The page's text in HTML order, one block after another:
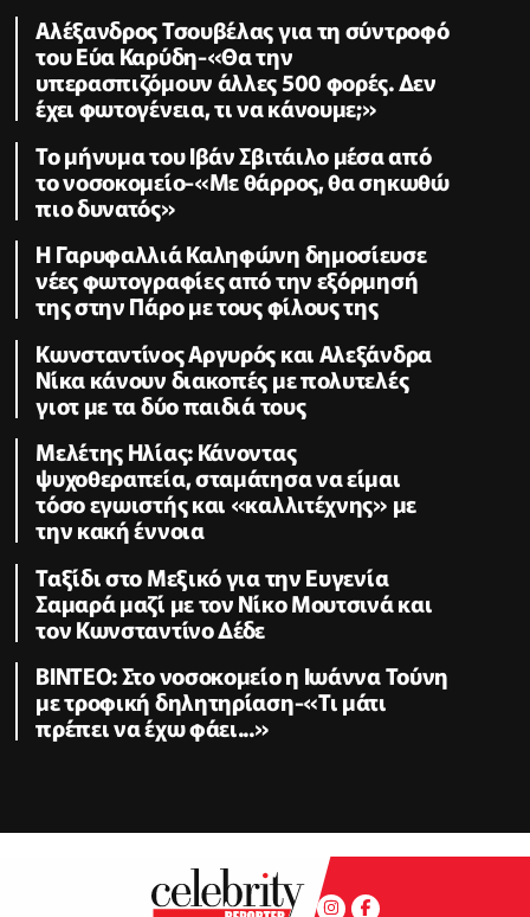
Αλέξανδρος Τσουβέλας για τη σύντροφό
του Εύα Καρύδη-«Θα την
υπερασπιζόμουν άλλες 500 φορές. Δεν
έχει φωτογένεια, τι να κάνουμε;»
Το μήνυμα του Ιβάν Σβιτάιλο μέσα από
το νοσοκομείο-«Με θάρρος, θα σηκωθώ
πιο δυνατός»
Η Γαρυφαλλιά Καληφώνη δημοσίευσε
νέες φωτογραφίες από την εξόρμησή
της στην Πάρο με τους φίλους της
Κωνσταντίνος Αργυρός και Αλεξάνδρα
Νίκα κάνουν διακοπές με πολυτελές
γιοτ με τα δύο παιδιά τους
Μελέτης Ηλίας: Κάνοντας
ψυχοθεραπεία, σταμάτησα να είμαι
τόσο εγωιστής και «καλλιτέχνης» με
την κακή έννοια
Ταξίδι στο Μεξικό για την Ευγενία
Σαμαρά μαζί με τον Νίκο Μουτσινά και
τον Κωνσταντίνο Δέδε
ΒΙΝΤΕΟ: Στο νοσοκομείο η Ιωάννα Τούνη
με τροφική δηλητηρίαση-«Τι μάτι
πρέπει να έχω φάει...»